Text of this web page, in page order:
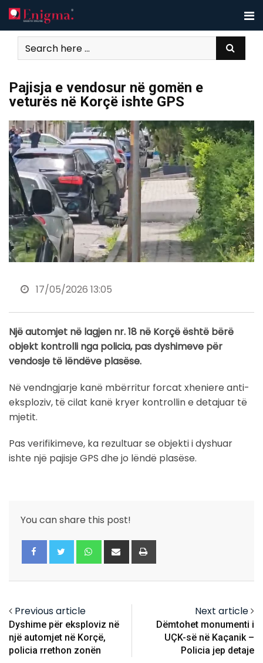
Skip
to
content
Pajisja e vendosur në gomën e
veturës në Korçë ishte GPS
17/05/2026 13:05
Një automjet në lagjen nr. 18 në Korçë është bërë
objekt kontrolli nga policia, pas dyshimeve për
vendosje të lëndëve plasëse.
Në vendngjarje kanë mbërritur forcat xheniere anti-
eksploziv, të cilat kanë kryer kontrollin e detajuar të
mjetit.
Pas verifikimeve, ka rezultuar se objekti i dyshuar
ishte një pajisje GPS dhe jo lëndë plasëse.
You can share this post!
Whatsapp
Share
via
Previous article
Dyshime për eksploviz në
një automjet në Korçë,
policia rrethon zonën
Next article
Dëmtohet monumenti i
UÇK-së në Kaçanik –
Policia jep detaje